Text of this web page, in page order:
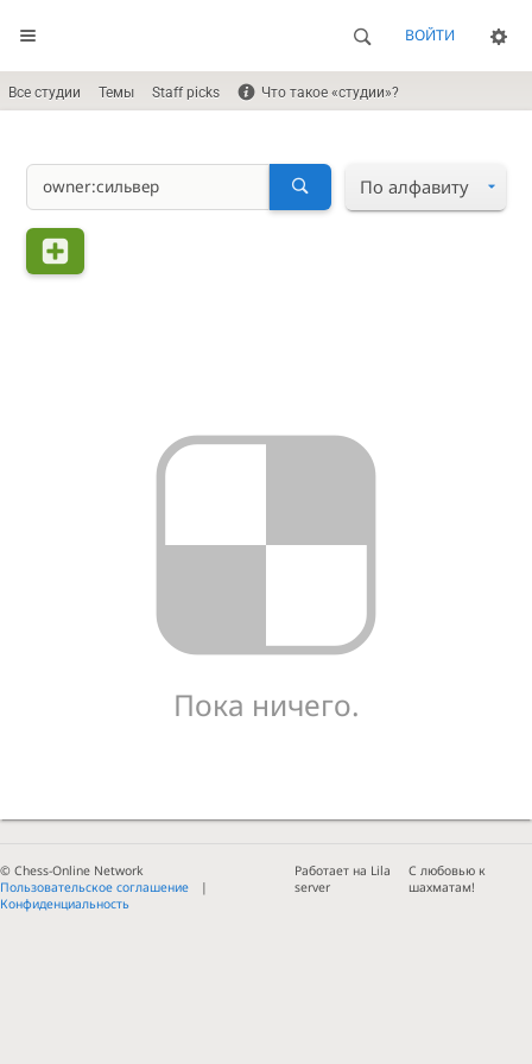
ВОЙТИ
Все студии Темы Staff picks Что такое «студии»?
По алфавиту
Пока ничего.
© Chess-Online Network
Пользовательское соглашение
Конфиденциальность
Работает на Lila
server
С любовью к
шахматам!